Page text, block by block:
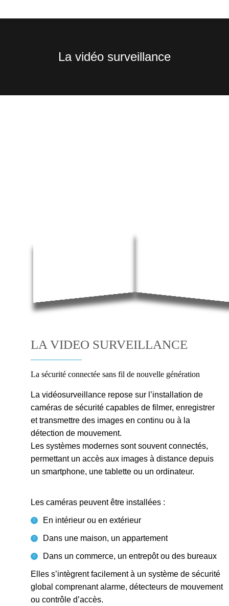
La vidéo surveillance
Vous êtes ici :
LA VIDEO SURVEILLANCE
La sécurité connectée sans fil de nouvelle génération
La vidéosurveillance repose sur l’installation de
caméras de sécurité capables de filmer, enregistrer
et transmettre des images en continu ou à la
détection de mouvement.
Les systèmes modernes sont souvent connectés,
permettant un accès aux images à distance depuis
un smartphone, une tablette ou un ordinateur.
Les caméras peuvent être installées :
En intérieur ou en extérieur
Dans une maison, un appartement
Dans un commerce, un entrepôt ou des bureaux
Elles s’intègrent facilement à un système de sécurité
global comprenant alarme, détecteurs de mouvement
ou contrôle d’accès.